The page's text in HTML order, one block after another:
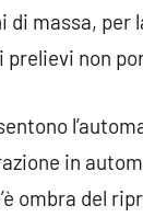
massa,
prelievi non
in
ombra del